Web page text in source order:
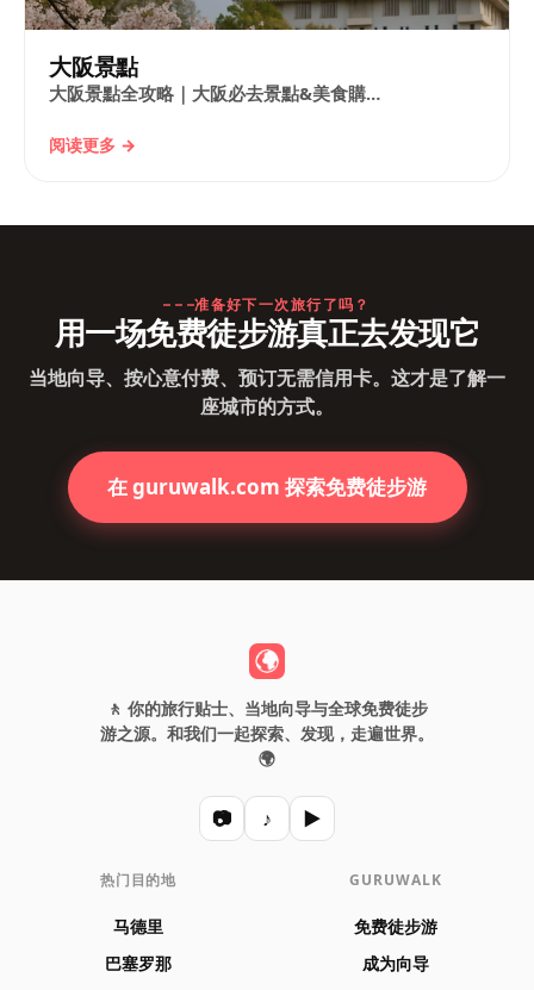
大阪景點
大阪景點全攻略｜大阪必去景點&美食購…
阅读更多 →
准备好下一次旅行了吗？
用一场免费徒步游真正去发现它
当地向导、按心意付费、预订无需信用卡。这才是了解一
座城市的方式。
在 guruwalk.com 探索免费徒步游
🚶 你的旅行贴士、当地向导与全球免费徒步
游之源。和我们一起探索、发现，走遍世界。
🌍
📷 ♪ ▶
热门目的地
马德里
巴塞罗那
GURUWALK
免费徒步游
成为向导